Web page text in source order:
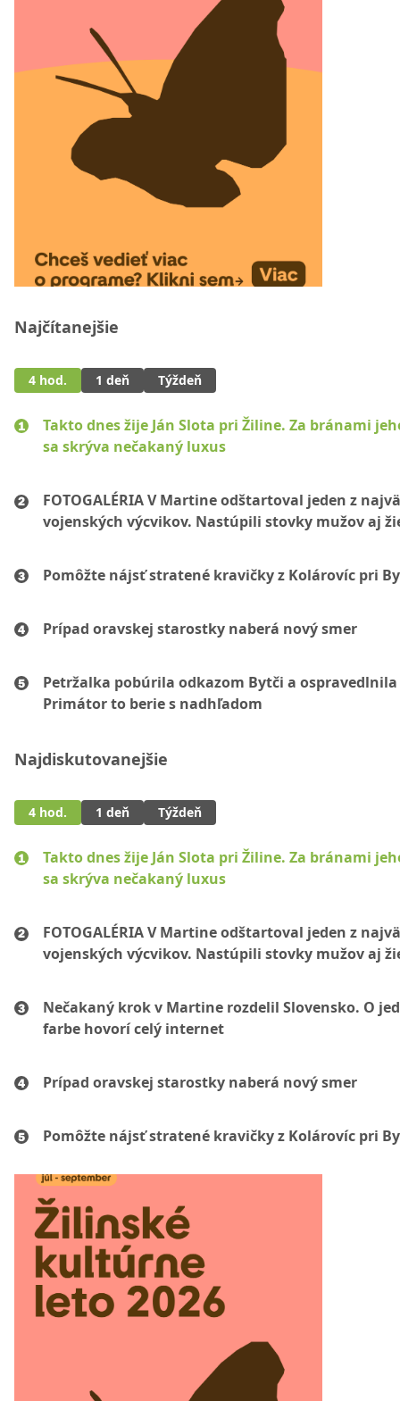
Najčítanejšie
4 hod. 1 deň Týždeň
Takto dnes žije Ján Slota pri Žiline. Za bránami
sa skrýva nečakaný luxus
FOTOGALÉRIA V Martine odštartoval jeden z
vojenských výcvikov. Nastúpili stovky mužov aj
Pomôžte nájsť stratené kravičky z Kolárovíc pri
Prípad oravskej starostky naberá nový smer
Petržalka pobúrila odkazom Bytči a ospravedlnila
Primátor to berie s nadhľadom
Najdiskutovanejšie
4 hod. 1 deň Týždeň
Takto dnes žije Ján Slota pri Žiline. Za bránami
sa skrýva nečakaný luxus
FOTOGALÉRIA V Martine odštartoval jeden z
vojenských výcvikov. Nastúpili stovky mužov aj
Nečakaný krok v Martine rozdelil Slovensko. O
farbe hovorí celý internet
Prípad oravskej starostky naberá nový smer
Pomôžte nájsť stratené kravičky z Kolárovíc pri